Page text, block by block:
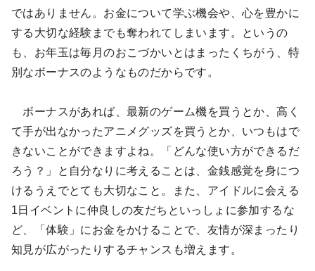
ではありません。お金について学ぶ機会や、心を豊かに
する大切な経験までも奪われてしまいます。というの
も、お年玉は毎月のおこづかいとはまったくちがう、特
別なボーナスのようなものだからです。
ボーナスがあれば、最新のゲーム機を買うとか、高く
て手が出なかったアニメグッズを買うとか、いつもはで
きないことができますよね。「どんな使い方ができるだ
ろう？」と自分なりに考えることは、金銭感覚を身につ
けるうえでとても大切なこと。また、アイドルに会える
1日イベントに仲良しの友だちといっしょに参加するな
ど、「体験」にお金をかけることで、友情が深まったり
知見が広がったりするチャンスも増えます。